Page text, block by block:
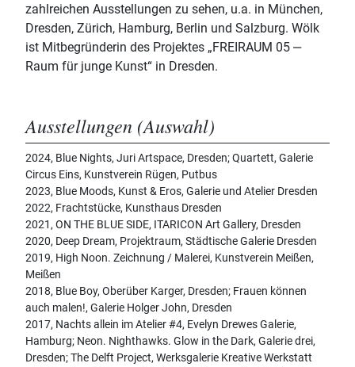
zahlreichen Ausstellungen zu sehen, u.a. in München,
Dresden, Zürich, Hamburg, Berlin und Salzburg. Wölk
ist Mitbegründerin des Projektes „FREIRAUM 05 ‒
Raum für junge Kunst“ in Dresden.
Ausstellungen (Auswahl)
2024, Blue Nights, Juri Artspace, Dresden; Quartett, Galerie
Circus Eins, Kunstverein Rügen, Putbus
2023, Blue Moods, Kunst & Eros, Galerie und Atelier Dresden
2022, Frachtstücke, Kunsthaus Dresden
2021, ON THE BLUE SIDE, ITARICON Art Gallery, Dresden
2020, Deep Dream, Projektraum, Städtische Galerie Dresden
2019, High Noon. Zeichnung / Malerei, Kunstverein Meißen,
Meißen
2018, Blue Boy, Oberüber Karger, Dresden; Frauen können
auch malen!, Galerie Holger John, Dresden
2017, Nachts allein im Atelier #4, Evelyn Drewes Galerie,
Hamburg; Neon. Nighthawks. Glow in the Dark, Galerie drei,
Dresden; The Delft Project, Werksgalerie Kreative Werkstatt